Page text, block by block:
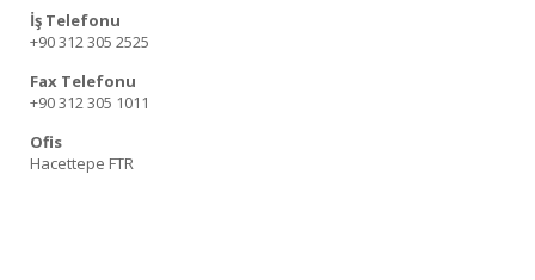
İş Telefonu
+90 312 305 2525
Fax Telefonu
+90 312 305 1011
Ofis
Hacettepe FTR